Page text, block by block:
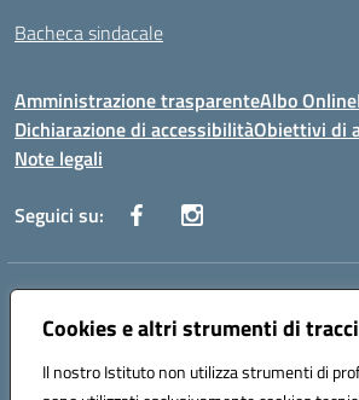
Cookies e altri strumenti di
Il nostro Istituto non utilizza strumenti di
Bacheca sindacale
Amministrazione trasparenteAlbo Online
Dichiarazione di accessibilitàObiettivi di
Note legali
Seguici su:
Indirizzo:
Centralino:0924 534873 Salemi - 0924534879
Posta elettronica certificata (PEC):